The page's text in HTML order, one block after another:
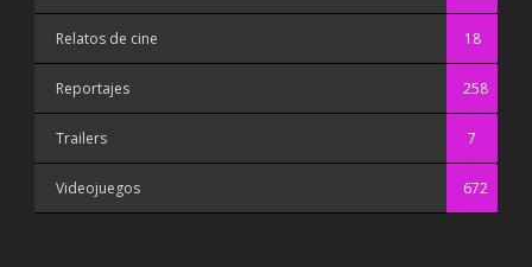
Relatos de cine 18
Reportajes 258
Trailers 7
Videojuegos 672